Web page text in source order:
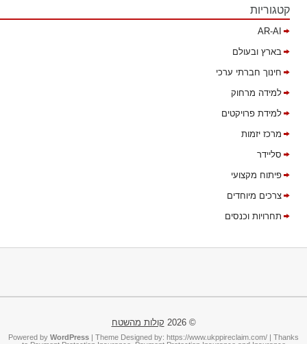
קטגוריות
AR-AI
בארץ ובעולם
חינוך חברתי ערכי
למידה מרחוק
למידת פרויקטים
מרכז יזמות
סליידר
פיתוח מקצועי
צרכים מיוחדים
תחרויות וכנסים
© 2026 קולות מהשטח
Powered byWordPress | Theme Designed by:https://www.ukppireclaim.com/
| Thanks